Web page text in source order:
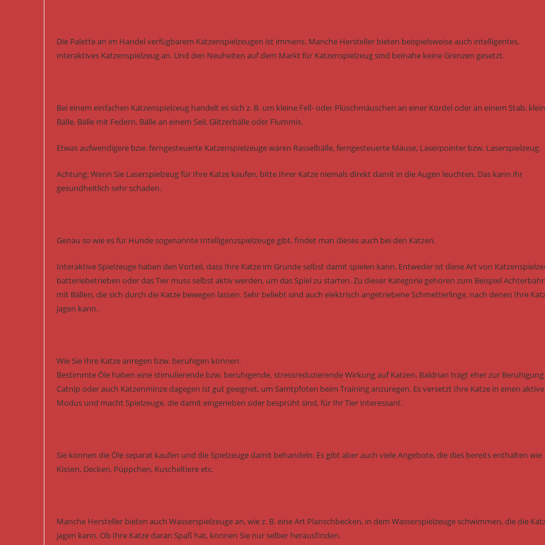
Die Palette an im Handel verfügbarem Katzenspielzeugen ist immens. Manche Hersteller bieten beispielsweise auch intelligentes,
interaktives Katzenspielzeug an. Und den Neuheiten auf dem Markt für Katzenspielzeug sind beinahe keine Grenzen gesetzt.
Bei einem einfachen Katzenspielzeug handelt es sich z. B. um kleine Fell- oder Plüschmäuschen an einer Kordel oder an einem Stab,
Bälle, Bälle mit Federn, Bälle an einem Seil, Glitzerbälle oder Flummis.
Etwas aufwendigere bzw. ferngesteuerte Katzenspielzeuge wären Rasselbälle, ferngesteuerte Mäuse, Laserpointer bzw. Laserspielzeug.
Achtung: Wenn Sie Laserspielzeug für Ihre Katze kaufen, bitte Ihrer Katze niemals direkt damit in die Augen leuchten. Das kann ihr
gesundheitlich sehr schaden.
Genau so wie es für Hunde sogenannte Intelligenzspielzeuge gibt, findet man dieses auch bei den Katzen.
Interaktive Spielzeuge haben den Vorteil, dass Ihre Katze im Grunde selbst damit spielen kann. Entweder ist diese Art von
batteriebetrieben oder das Tier muss selbst aktiv werden, um das Spiel zu starten. Zu dieser Kategorie gehören zum Beispiel
mit Bällen, die sich durch die Katze bewegen lassen. Sehr beliebt sind auch elektrisch angetriebene Schmetterlinge, nach denen Ihre
jagen kann.
Wie Sie Ihre Katze anregen bzw. beruhigen können.
Bestimmte Öle haben eine stimulierende bzw. beruhigende, stressreduzierende Wirkung auf Katzen. Baldrian trägt eher zur
Catnip oder auch Katzenminze dagegen ist gut geeignet, um Samtpfoten beim Training anzuregen. Es versetzt Ihre Katze in einen
Modus und macht Spielzeuge, die damit eingerieben oder besprüht sind, für Ihr Tier interessant.
Sie können die Öle separat kaufen und die Spielzeuge damit behandeln. Es gibt aber auch viele Angebote, die dies bereits enthalten wie
Kissen, Decken, Püppchen, Kuscheltiere etc.
Manche Hersteller bieten auch Wasserspielzeuge an, wie z. B. eine Art Planschbecken, in dem Wasserspielzeuge schwimmen, die die
jagen kann. Ob Ihre Katze daran Spaß hat, können Sie nur selber herausfinden.